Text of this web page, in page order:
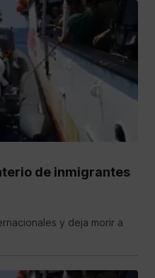
de inmigrantes
y deja morir a